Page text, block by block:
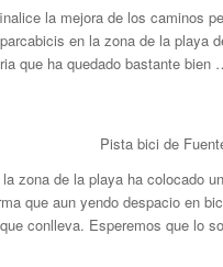
la mejora de los caminos
en la zona de la playa
que ha quedado bastante bien
Pista bici de
zona de la playa ha colocado
que aun yendo despacio en
conlleva. Esperemos que lo